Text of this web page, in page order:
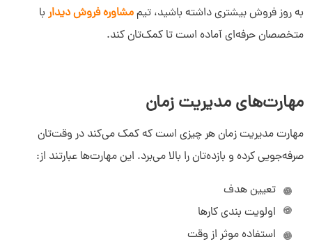
به روز فروش بیشتری داشته باشید، تیممشاوره فروش دیدار با
متخصصان حرفه‌ای آماده است تا کمک‌تان کند.
مهارت‌های مدیریت زمان
مهارت مدیریت زمان هر چیزی است که کمک می‌کند در وقت‌تان
صرفه‌جویی کرده و بازده‌تان را بالا می‌برد. این مهارت‌ها عبارتند از:
تعیین هدف
اولویت بندی کارها
استفاده موثر از وقت